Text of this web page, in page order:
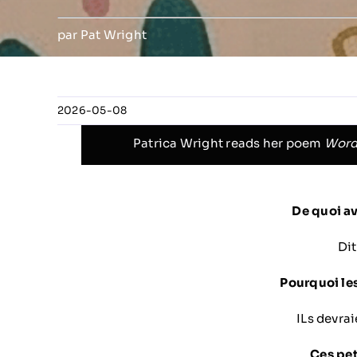
par Pat Wright
2026-05-08
Patrica Wright reads her poem
De quoi
Pourquoi
ILs
Ces